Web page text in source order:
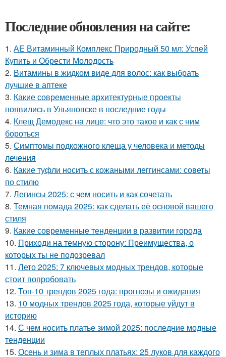
Последние обновления на сайте:
1. АЕ Витаминный Комплекс Природный 50 мл: Успей
Купить и Обрести Молодость
2. Витамины в жидком виде для волос: как выбрать
лучшие в аптеке
3. Какие современные архитектурные проекты
появились в Ульяновске в последние годы
4. Клещ Демодекс на лице: что это такое и как с ним
бороться
5. Симптомы подкожного клеща у человека и методы
лечения
6. Какие туфли носить с кожаными леггинсами: советы
по стилю
7. Легинсы 2025: с чем носить и как сочетать
8. Темная помада 2025: как сделать её основой вашего
стиля
9. Какие современные тенденции в развитии города
10. Приходи на темную сторону: Преимущества, о
которых ты не подозревал
11. Лето 2025: 7 ключевых модных трендов, которые
стоит попробовать
12. Топ-10 трендов 2025 года: прогнозы и ожидания
13. 10 модных трендов 2025 года, которые уйдут в
историю
14. С чем носить платье зимой 2025: последние модные
тенденции
15. Осень и зима в теплых платьях: 25 луков для каждого